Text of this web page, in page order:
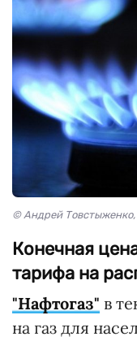
© Андрей Товстыженко,
Конечная
тарифа на
"Нафтогаз" в
на газ для